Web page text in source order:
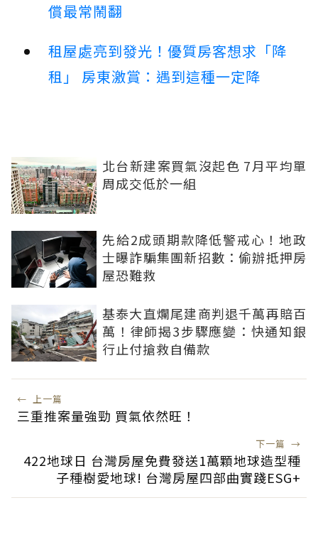
償最常鬧翻
租屋處亮到發光！優質房客想求「降
租」 房東激賞：遇到這種一定降
北台新建案買氣沒起色 7月平均單
周成交低於一組
先給2成頭期款降低警戒心！地政
士曝詐騙集團新招數：偷辦抵押房
屋恐難救
基泰大直爛尾建商判退千萬再賠百
萬！律師揭3步驟應變：快通知銀
行止付搶救自備款
← 上一篇
三重推案量強勁 買氣依然旺！
下一篇 →
422地球日 台灣房屋免費發送1萬顆地球造型種
子種樹愛地球! 台灣房屋四部曲實踐ESG+